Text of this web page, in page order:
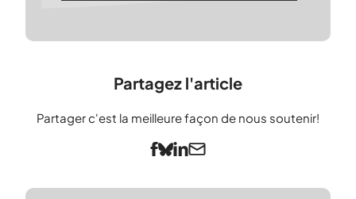
Partagez l'article
Partager c'est la meilleure façon de nous soutenir!